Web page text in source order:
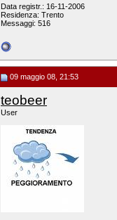
Data registr.: 16-11-2006
Residenza: Trento
Messaggi: 516
09 maggio 08, 21:53
teobeer
User